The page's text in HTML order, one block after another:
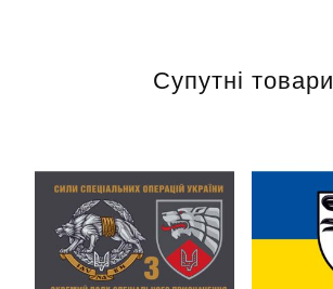
Супутні товари